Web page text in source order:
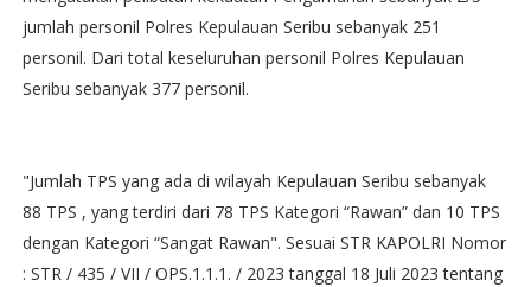
jumlah personil Polres Kepulauan Seribu sebanyak 251
personil. Dari total keseluruhan personil Polres Kepulauan
Seribu sebanyak 377 personil.
"Jumlah TPS yang ada di wilayah Kepulauan Seribu sebanyak
88 TPS , yang terdiri dari 78 TPS Kategori “Rawan” dan 10 TPS
dengan Kategori “Sangat Rawan". Sesuai STR KAPOLRI Nomor
: STR / 435 / VII / OPS.1.1.1. / 2023 tanggal 18 Juli 2023 tentang